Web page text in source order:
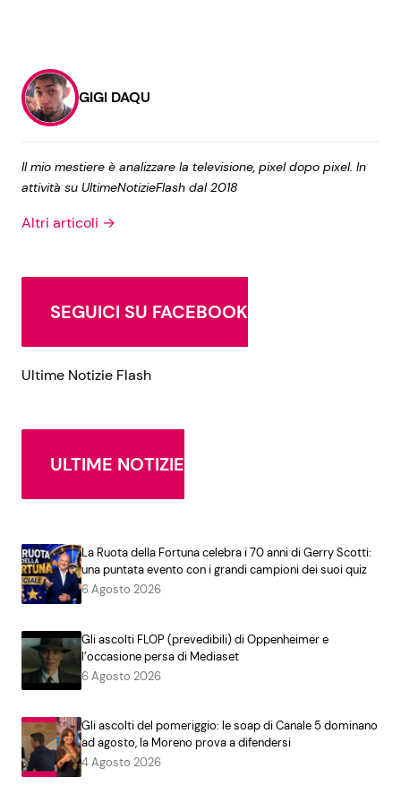
GIGI DAQU
Il mio mestiere è analizzare la televisione, pixel dopo pixel. In
attività su UltimeNotizieFlash dal 2018
Altri articoli →
SEGUICI SU FACEBOOK
Ultime Notizie Flash
ULTIME NOTIZIE
La Ruota della Fortuna celebra i 70 anni di Gerry Scotti:
una puntata evento con i grandi campioni dei suoi quiz
6 Agosto 2026
Gli ascolti FLOP (prevedibili) di Oppenheimer e
l’occasione persa di Mediaset
6 Agosto 2026
Gli ascolti del pomeriggio: le soap di Canale 5 dominano
ad agosto, la Moreno prova a difendersi
4 Agosto 2026